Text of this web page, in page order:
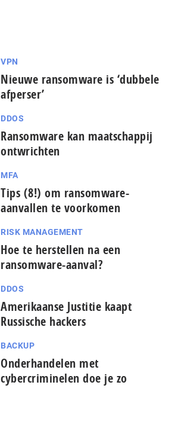
VPN
Nieuwe ransomware is ‘dubbele
afperser’
DDOS
Ransomware kan maatschappij
ontwrichten
MFA
Tips (8!) om ransomware-
aanvallen te voorkomen
RISK MANAGEMENT
Hoe te herstellen na een
ransomware-aanval?
DDOS
Amerikaanse Justitie kaapt
Russische hackers
BACKUP
Onderhandelen met
cybercriminelen doe je zo